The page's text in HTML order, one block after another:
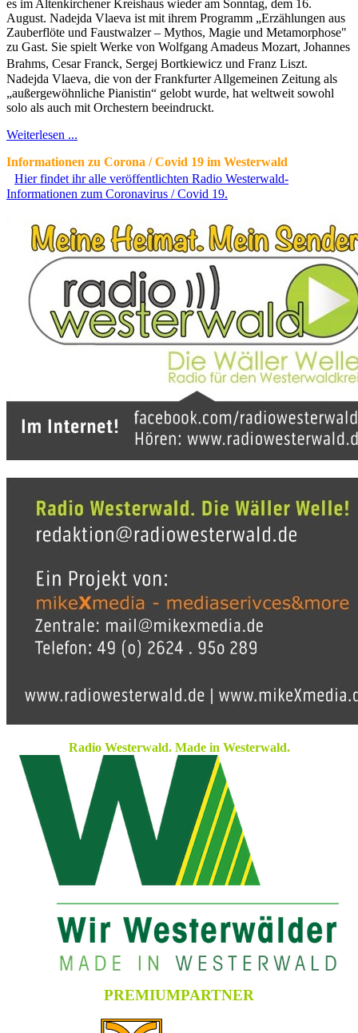
es im Altenkirchener Kreishaus wieder am Sonntag, dem 16.
August. Nadejda Vlaeva ist mit ihrem Programm „Erzählungen aus
Zauberflöte und Faustwalzer – Mythos, Magie und Metamorphose"
zu Gast. Sie spielt Werke von Wolfgang Amadeus Mozart, Johannes
Brahms, Cesar Franck, Sergej Bortkiewicz und Franz Liszt.
Nadejda Vlaeva, die von der Frankfurter Allgemeinen Zeitung als
„außergewöhnliche Pianistin“ gelobt wurde, hat weltweit sowohl
solo als auch mit Orchestern beeindruckt.
Weiterlesen ...
Informationen zu Corona / Covid 19 im Westerwald
Hier findet ihr alle veröffentlichten Radio Westerwald-
Informationen zum Coronavirus / Covid 19.
Radio Westerwald. Made in Westerwald.
PREMIUMPARTNER